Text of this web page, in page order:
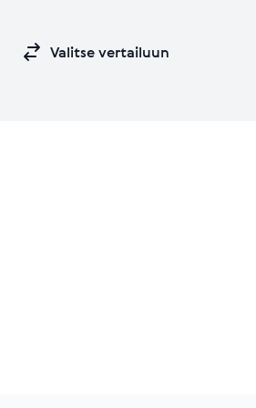
Valitse vertailuun